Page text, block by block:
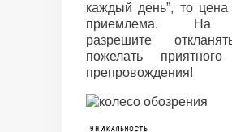
каждый день”, то цена
приемлема. На
разрешите
пожелать
препровождения!